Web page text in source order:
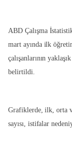
ABD Çalışma
mart ayında ilk
çalışanlarının
belirtildi.
Grafiklerde, ilk, orta
sayısı, istifalar